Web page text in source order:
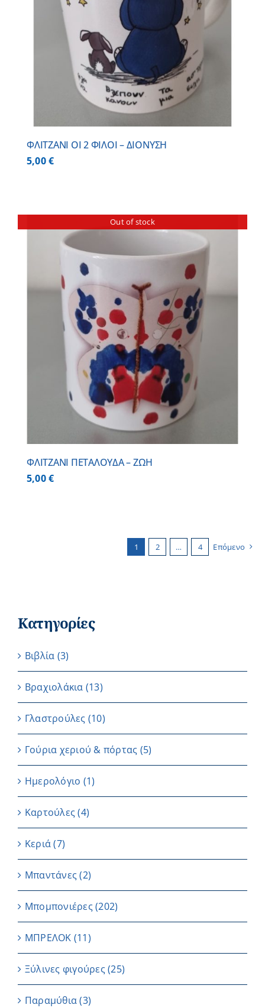
ΦΛΙΤΖΑΝΙ ΟΙ 2 ΦΙΛΟΙ – ΔΙΟΝΥΣΗ
5,00€
Out of stock
ΦΛΙΤΖΑΝΙ ΠΕΤΑΛΟΥΔΑ – ΖΩΗ
5,00€
1 2 … 4 Επόμενο
Κατηγορίες
Βιβλία (3)
Βραχιολάκια (13)
Γλαστρούλες (10)
Γούρια χεριού & πόρτας (5)
Ημερολόγιο (1)
Καρτούλες (4)
Κεριά (7)
Μπαντάνες (2)
Μπομπονιέρες(202)
ΜΠΡΕΛΟΚ (11)
Ξύλινες φιγούρες(25)
Παραμύθια (3)